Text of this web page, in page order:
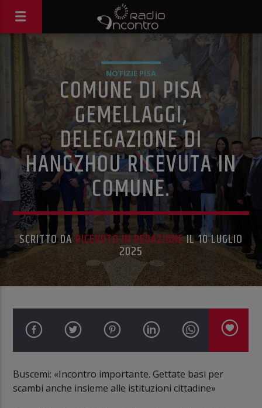
NOTIZIE PISA
COMUNE DI PISA
GEMELLAGGI,
DELEGAZIONE DI
HANGZHOU RICEVUTA IN
COMUNE.
SCRITTO DA RICEVUTO IN REDAZIONEIL 10 LUGLIO
2025
Buscemi: «Incontro importante. Gettate basi per
scambi anche insieme alle istituzioni cittadine»